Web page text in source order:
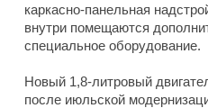
каркасно-панельная
внутри помещаются
специальное оборудование.
Новый 1,8-литровый
после июльской